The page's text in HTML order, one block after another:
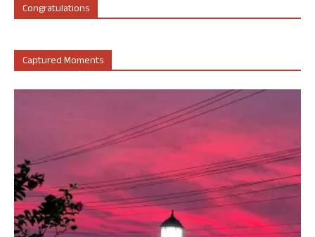
Congratulations
Captured Moments